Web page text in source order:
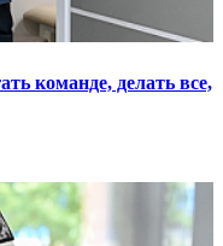
команде, делать все,